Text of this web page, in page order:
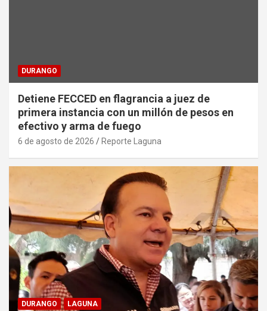
DURANGO
Detiene FECCED en flagrancia a juez de
primera instancia con un millón de pesos en
efectivo y arma de fuego
6 de agosto de 2026 Reporte Laguna
DURANGO LAGUNA